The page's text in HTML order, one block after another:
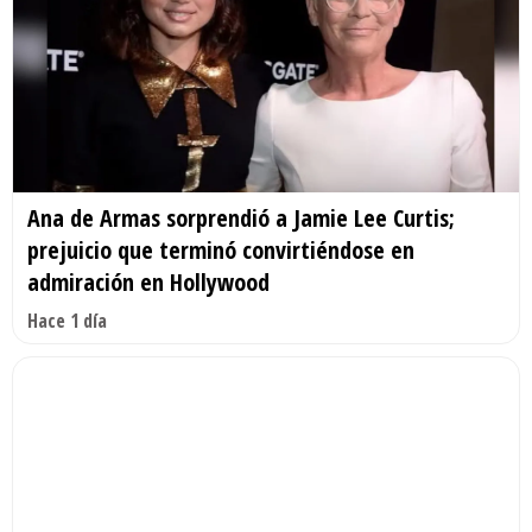
Ana de Armas sorprendió a Jamie Lee Curtis;
prejuicio que terminó convirtiéndose en
admiración en Hollywood
Hace 1 día